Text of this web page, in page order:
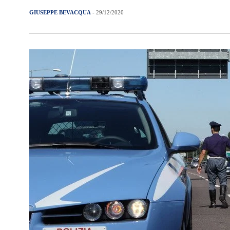
GIUSEPPE BEVACQUA - 29/12/2020